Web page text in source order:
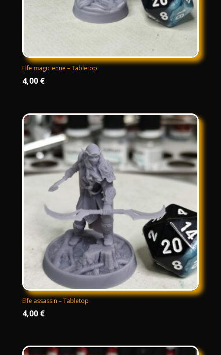
Elfe magicienne – Tabletop
4,00 €
Elfe assassin – Tabletop
4,00 €